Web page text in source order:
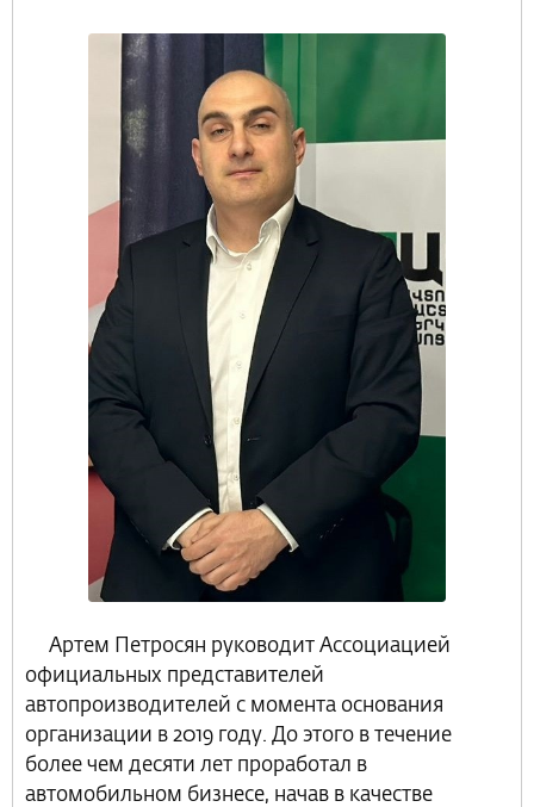
Артем Петросян руководит Ассоциацией
официальных представителей
автопроизводителей с момента основания
организации в 2019 году. До этого в течение
более чем десяти лет проработал в
автомобильном бизнесе, начав в качестве